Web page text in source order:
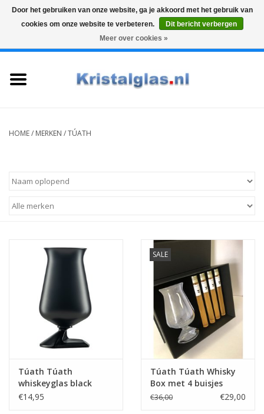
Graveren
Koffie & Thee
Bar & Wijn
HOME/ MERKEN /TÚATH
Túath Túath
whiskeyglas black
limited edition 200ml.
€14,95
SALE
Túath Túath Whisky
Box met 4 buisjes
€36,00 €29,00
Door het gebruiken van onze website, ga je akkoord met het gebruik van
cookies om onze website te verbeteren.
Dit bericht verbergen
Meer over cookies »